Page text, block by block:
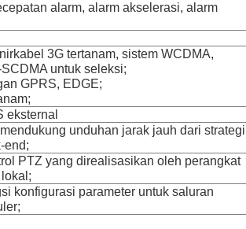
alarm, alarm akselerasi, alarm
3G tertanam, sistem WCDMA,
untuk seleksi;
GPRS, EDGE;
eksternal
mendukung unduhan jarak jauh dari strategi
end;
PTZ yang direalisasikan oleh perangkat
konfigurasi parameter untuk saluran